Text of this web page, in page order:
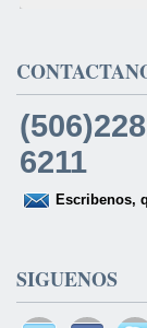
6211
Escribenos,
SIGUENOS